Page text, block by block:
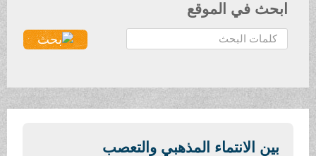
ابحث في الموقع
ح
ث
بين الانتماء المذهبي والتعصب